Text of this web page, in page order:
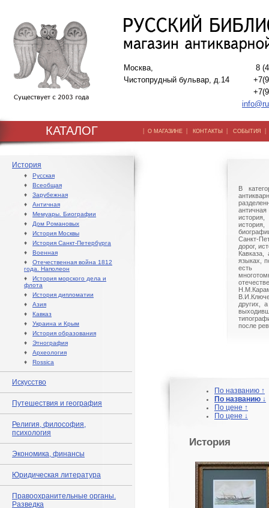
Москва,
Чистопрудный бульвар, д.14
8
КАТАЛОГ | О МАГАЗИНЕ | КОНТАКТЫ | СОБЫТИЯ
История
♦ Русская
♦ Всеобщая
♦ Зарубежная
♦ Античная
♦ Мемуары. Биографии
♦ Дом Романовых
♦ История Москвы
♦ История Санкт-Петербурга
♦ Военная
♦ Отечественная война 1812
года. Наполеон
♦ История морского дела и
флота
♦ История дипломатии
♦ Азия
♦ Кавказ
♦ Украина и Крым
♦ История образования
♦ Этнография
♦ Археология
♦ Rossica
Искусство
Путешествия и география
Религия, философия,
психология
Экономика, финансы
Юридическая литература
Правоохранительные органы.
Разведка
В
античная
история,
Санкт-
дорог,
Кавказа,
языках,
есть
других,
после
По названию ↑
По названию ↓
По цене ↑
По цене ↓
История